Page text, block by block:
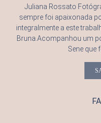
Juliana Rossato
sempre foi apaixonada
integralmente a este
Bruna.Acompanhou um
Sene que